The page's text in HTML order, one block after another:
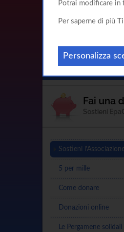
Fai una
Sostieni
Sostieni
5 per mille
Come donare
Donazioni online
Le Pergamene solidali
Potrai modificare in
Per saperne di più
Personalizza